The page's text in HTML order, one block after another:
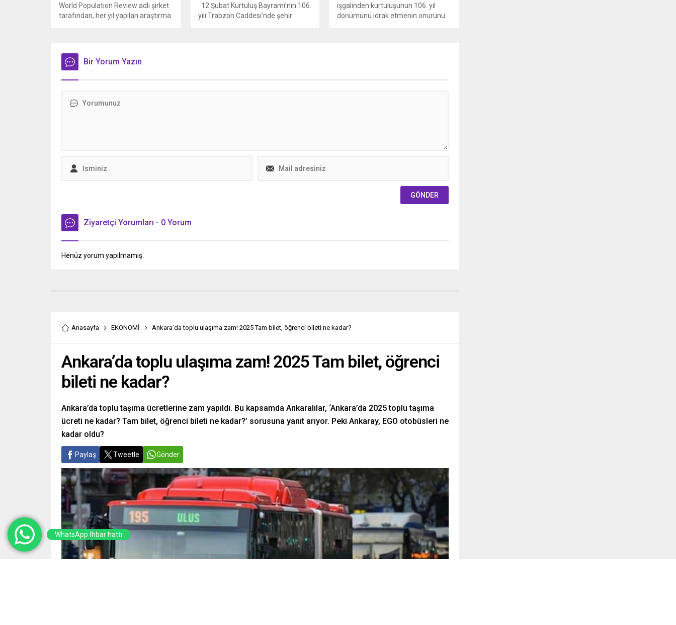
World Population Review adlı şirket
tarafından, her yıl yapılan araştırma
hızlı algılama, analiz etme ve
karşılık vermelerine göre dünyanın
Türkiye'nin yeri dikkati çekti.
12 Şubat Kurtuluş Bayramı’nın 106.
yılı Trabzon Caddesi’nde şehir
işgalinden kurtuluşunun 106. yıl
dönümünü idrak etmenin onurunu
Bir Yorum Yazın
Ziyaretçi Yorumları - 0 Yorum
Henüz yorum yapılmamış.
Anasayfa EKONOMİ Ankara’da toplu ulaşıma zam! 2025 Tam bilet, öğrenci bileti ne kadar?
Ankara’da toplu ulaşıma zam! 2025 Tam bilet, öğrenci
bileti ne kadar?
Ankara’da toplu taşıma ücretlerine zam yapıldı. Bu kapsamda Ankaralılar, ‘Ankara’da 2025 toplu taşıma
ücreti ne kadar? Tam bilet, öğrenci bileti ne kadar?’ sorusuna yanıt arıyor. Peki Ankaray, EGO otobüsleri ne
kadar oldu?
Paylaş Tweetle Gönder
WhatsApp İhbar hattı